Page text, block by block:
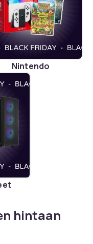
Nintendo
hintaan